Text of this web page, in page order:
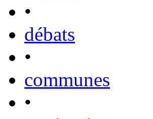
•
débats
•
communes
•